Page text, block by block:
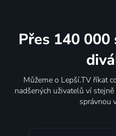
Přes 140
Můžeme o Lepší.TV říkat
nadšených uživatelů ví
správnou